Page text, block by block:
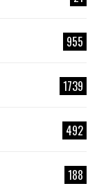
955
1739
492
188